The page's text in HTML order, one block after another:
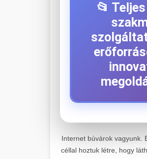
📂
Kiemelkedő
Internet búvárok vagyunk.
céllal hoztuk létre, hogy